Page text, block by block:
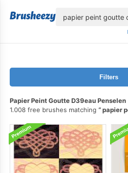
Filters
Papier Peint Goutte D39eau Penselen
1.008 free brushes matching
papier